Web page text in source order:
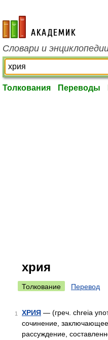
academic.ru
Словари и
Толкования Переводы
хрия
Толкование Перевод
1 ХРИЯ — (греч. chreia
сочинение,
рассуждение,